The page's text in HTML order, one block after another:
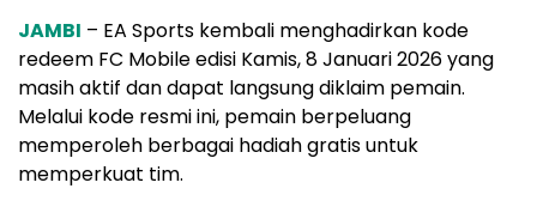
JAMBI – EA Sports kembali menghadirkan kode
redeem FC Mobile edisi Kamis, 8 Januari 2026 yang
masih aktif dan dapat langsung diklaim pemain.
Melalui kode resmi ini, pemain berpeluang
memperoleh berbagai hadiah gratis untuk
memperkuat tim.